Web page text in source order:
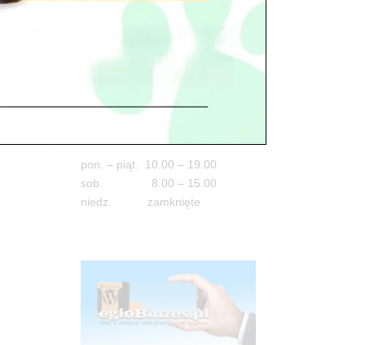
05-100 Nowy Dwór Mazowiecki
tel. 503 900 215
pon. – piąt. 10.00 – 19.00
sob. 8.00 – 15.00
niedz. zamknięte